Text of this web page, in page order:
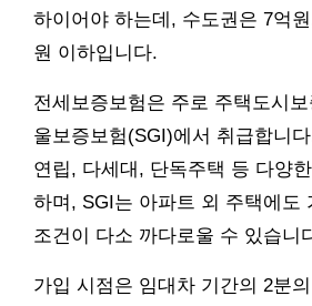
하이어야 하는데, 수도권은 7억
원 이하입니다.
전세보증보험은 주로 주택도시
울보증보험(SGI)에서 취급합니
연립, 다세대, 단독주택 등 다양
하며, SGI는 아파트 외 주택에도
조건이 다소 까다로울 수 있습니
가입 시점은 임대차 기간의 2분